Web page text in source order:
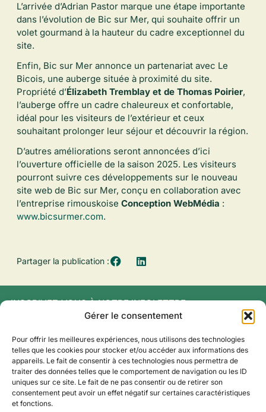
Gérer le consentement
Pour offrir les meilleures expériences, nous utilisons des technologies
telles que les cookies pour stocker et/ou accéder aux informations des
appareils. Le fait de consentir à ces technologies nous permettra de
traiter des données telles que le comportement de navigation ou les ID
uniques sur ce site. Le fait de ne pas consentir ou de retirer son
consentement peut avoir un effet négatif sur certaines caractéristiques
et fonctions.
L’arrivée d’Adrian Pastor marque une étape importante
dans l’évolution de Bic sur Mer, qui souhaite offrir un
volet gourmand à la hauteur du cadre exceptionnel du
site.
Enfin, Bic sur Mer annonce un partenariat avec Le
Bicois, une auberge située à proximité du site.
Propriété d’Élizabeth Tremblay et de Thomas Poirier,
l’auberge offre un cadre chaleureux et confortable,
idéal pour les visiteurs de l’extérieur et ceux
souhaitant prolonger leur séjour et découvrir la région.
D’autres améliorations seront annoncées d’ici
l’ouverture officielle de la saison 2025. Les visiteurs
pourront suivre ces développements sur le nouveau
site web de Bic sur Mer, conçu en collaboration avec
l’entreprise rimouskoise Conception WebMédia :
www.bicsurmer.com.
Partager la publication :
INSCRIVEZ‑VOUS À NOTRE INFOLETTRE
150, route du Golf-du-Bic,